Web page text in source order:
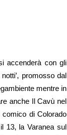
accenderà con gli
promosso dal
mentre in
anche Il Cavù nel
comico di Colorado
13, la Varanea sul